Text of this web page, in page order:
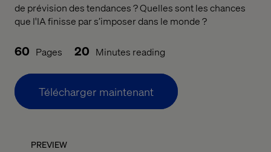
de prévision des tendances ? Quelles sont les chances
que l'IA finisse par s’imposer dans le monde ?
60 Pages 20 Minutes reading
Télécharger maintenant
PREVIEW